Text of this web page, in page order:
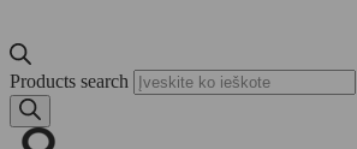
Products search